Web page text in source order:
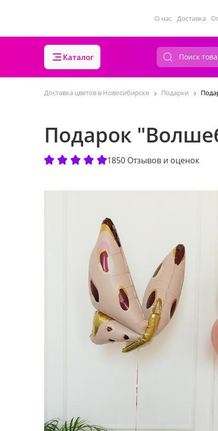
О нас Доставка
Каталог
Доставка цветов в Новосибирске Подарки
Подарок
1850 Отзывов и оценок